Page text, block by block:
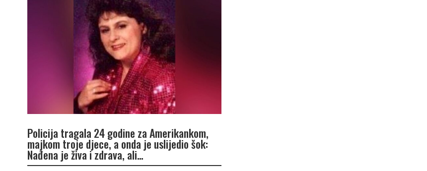
Policija tragala 24 godine za Amerikankom,
majkom troje djece, a onda je uslijedio šok:
Nađena je živa i zdrava, ali…